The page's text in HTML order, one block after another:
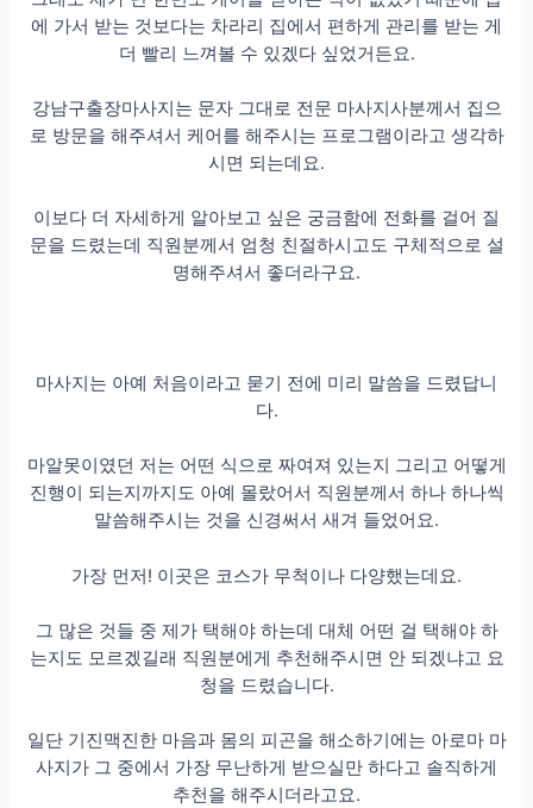
에 가서 받는 것보다는 차라리 집에서 편하게 관리를 받는 게
더 빨리 느껴볼 수 있겠다 싶었거든요.
강남구출장마사지는 문자 그대로 전문 마사지사분께서 집으
로 방문을 해주셔서 케어를 해주시는 프로그램이라고 생각하
시면 되는데요.
이보다 더 자세하게 알아보고 싶은 궁금함에 전화를 걸어 질
문을 드렸는데 직원분께서 엄청 친절하시고도 구체적으로 설
명해주셔서 좋더라구요.
마사지는 아예 처음이라고 묻기 전에 미리 말씀을 드렸답니
다.
마알못이였던 저는 어떤 식으로 짜여져 있는지 그리고 어떻게
진행이 되는지까지도 아예 몰랐어서 직원분께서 하나 하나씩
말씀해주시는 것을 신경써서 새겨 들었어요.
가장 먼저! 이곳은 코스가 무척이나 다양했는데요.
그 많은 것들 중 제가 택해야 하는데 대체 어떤 걸 택해야 하
는지도 모르겠길래 직원분에게 추천해주시면 안 되겠냐고 요
청을 드렸습니다.
일단 기진맥진한 마음과 몸의 피곤을 해소하기에는 아로마 마
사지가 그 중에서 가장 무난하게 받으실만 하다고 솔직하게
추천을 해주시더라고요.